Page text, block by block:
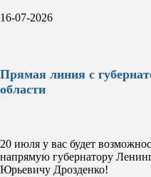
16-07-2026
Прямая линия с
области
20 июля у вас будет
напрямую губернатору
Юрьевичу Дрозденко!